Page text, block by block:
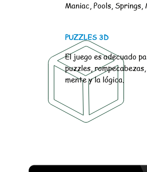
Maniac, Pools,
PUZZLES 3D
El juego es adecuado
puzzles,
mente y la lógica.